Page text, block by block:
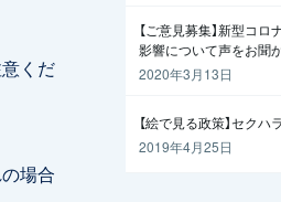
くだ
場合
【ご意見募集】新型コ
影響について声をお聞
2020年3月13日
【絵で見る政策】セクハ
2019年4月25日